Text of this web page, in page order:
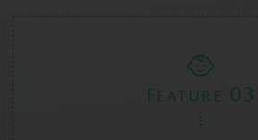
Feature 03